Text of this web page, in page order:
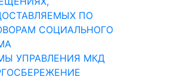
ПО
СОЦИАЛЬНОГО
УПРАВЛЕНИЯ МКД